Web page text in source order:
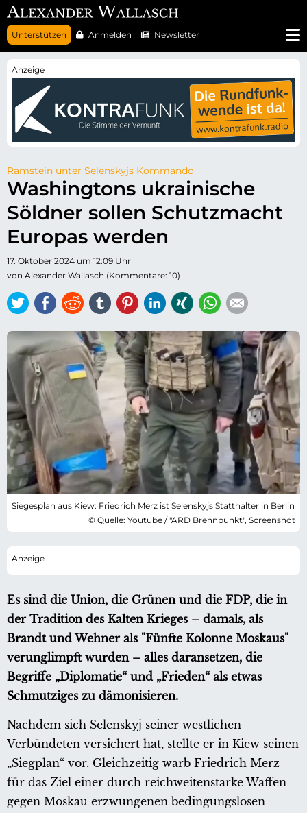
N
a
v
r
p
i
n
g
Unterstützen Anmelden Newsletter
Ramstein unter Selenskyjs Kommando
Washingtons ukrainische
Söldner sollen Schutzmacht
Europas werden
17. Oktober 2024 um 12:09 Uhr
von Alexander Wallasch (Kommentare: 10)
TwitterFacebook
ReddittumblrPinterestLinkedIn
Xing WhatsApp
Siegesplan aus Kiew: Friedrich Merz ist Selenskyjs Statthalter in Berlin
© Quelle: Youtube / "ARD Brennpunkt", Screenshot
Es sind die Union, die Grünen und die FDP, die in
der Tradition des Kalten Krieges – damals, als
Brandt und Wehner als "Fünfte Kolonne Moskaus"
verunglimpft wurden – alles daransetzen, die
Begriffe „Diplomatie“ und „Frieden“ als etwas
Schmutziges zu dämonisieren.
Nachdem sich Selenskyj seiner westlichen
Verbündeten versichert hat, stellte er in Kiew seinen
„Siegplan“ vor. Gleichzeitig warb Friedrich Merz
für das Ziel einer durch reichweitenstarke Waffen
gegen Moskau erzwungenen bedingungslosen